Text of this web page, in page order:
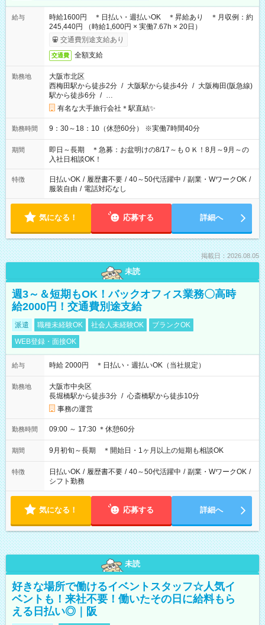
給与
時給1600円 ＊日払い・週払いOK ＊昇給あり ＊月収例：約
245,440円 （時給1,600円 × 実働7.67h × 20日）
交通費別途支給あり
交通費 全額支給
勤務地
大阪市北区
西梅田駅から徒歩2分 / 大阪駅から徒歩4分 / 大阪梅田(阪急線)
駅から徒歩6分 / …
有名な大手旅行会社＊駅直結✨
勤務時間 9：30～18：10（休憩60分） ※実働7時間40分
期間
即日～長期 ＊急募：お盆明けの8/17～もＯＫ！8月～9月～の
入社日相談OK！
特徴 日払いOK / 履歴書不要 / 40～50代活躍中 / 副業・WワークOK /
服装自由 / 電話対応なし
気になる！ 応募する 詳細へ
掲載日：2026.08.05
未読
週3～＆短期もOK！バックオフィス業務〇高時
給2000円！交通費別途支給
派遣 職種未経験OK 社会人未経験OK
ブランクOK
WEB登録・面接OK
給与 時給 2000円 ＊日払い・週払いOK（当社規定）
勤務地
大阪市中央区
長堀橋駅から徒歩3分 / 心斎橋駅から徒歩10分
事務の運営
勤務時間 09:00 ～ 17:30 ＊休憩60分
期間 9月初旬～長期 ＊開始日・1ヶ月以上の短期も相談OK
特徴 日払いOK / 履歴書不要 / 40～50代活躍中 / 副業・WワークOK /
シフト勤務
気になる！ 応募する 詳細へ
未読
好きな場所で働けるイベントスタッフ☆人気イ
ベントも！来社不要！働いたその日に給料もら
える日払い◎｜阪